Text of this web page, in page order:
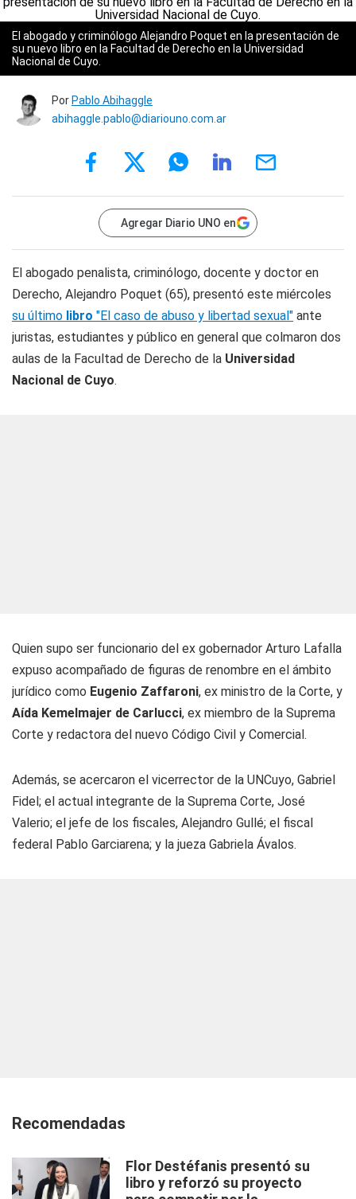
El abogado y criminólogo Alejandro Poquet en la presentación de
su nuevo libro en la Facultad de Derecho en la Universidad
Nacional de Cuyo.
Por Pablo Abihaggle
abihaggle.pablo@diariouno.com.ar
Agregar Diario UNO en
El abogado penalista, criminólogo, docente y doctor en
Derecho, Alejandro Poquet (65), presentó este miércoles
su último libro "El caso de abuso y libertad sexual" ante
juristas, estudiantes y público en general que colmaron dos
aulas de la Facultad de Derecho de la Universidad
Nacional de Cuyo.
Quien supo ser funcionario del ex gobernador Arturo Lafalla
expuso acompañado de figuras de renombre en el ámbito
jurídico como Eugenio Zaffaroni, ex ministro de la Corte, y
Aída Kemelmajer de Carlucci, ex miembro de la Suprema
Corte y redactora del nuevo Código Civil y Comercial.
Además, se acercaron el vicerrector de la UNCuyo, Gabriel
Fidel; el actual integrante de la Suprema Corte, José
Valerio; el jefe de los fiscales, Alejandro Gullé; el fiscal
federal Pablo Garciarena; y la jueza Gabriela Ávalos.
Recomendadas
Flor Destéfanis presentó su
libro y reforzó su proyecto